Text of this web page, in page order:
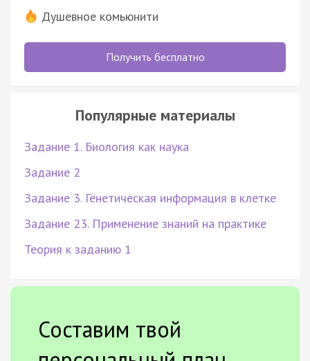
Душевное комьюнити
Получить бесплатно
Популярные материалы
Задание 1. Биология как наука
Задание 2
Задание 3. Генетическая информация в клетке
Задание 23. Применение знаний на практике
Теория к заданию 1
Составим твой